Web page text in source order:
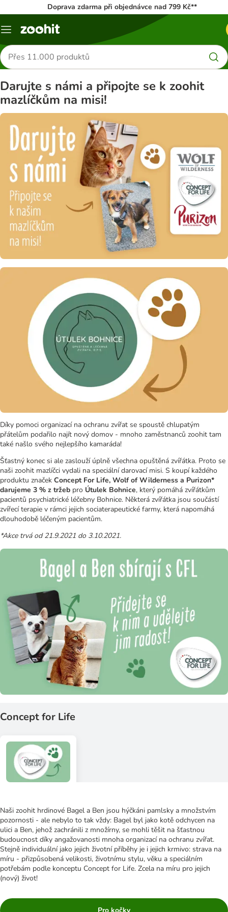
Doprava zdarma při objednávce nad 799 Kč**
Menu
Hledat
produkty
Darujte s námi a připojte se k zoohit
mazlíčkům na misi!
Díky pomoci organizací na ochranu zvířat se spoustě chlupatým
přátelům podařilo najít nový domov - mnoho zaměstnanců zoohit tam
také našlo svého nejlepšího kamaráda!
Šťastný konec si ale zaslouží úplně všechna opuštěná zvířátka. Proto se
naši zoohit mazlíčci vydali na speciální darovací misi. S koupí každého
produktu značek Concept For Life, Wolf of Wilderness a Purizon*
darujeme 3 % z tržeb pro Útulek Bohnice, který pomáhá zvířátkům
pacientů psychiatrické léčebny Bohnice. Některá zvířátka jsou součástí
zvířecí terapie v rámci jejich sociaterapeutické farmy, která napomáhá
dlouhodobě léčeným pacientům.
*Akce trvá od 21.9.2021 do 3.10.2021.
Concept for Life
Naši zoohit hrdinové Bagel a Ben jsou hýčkáni pamlsky a množstvím
pozornosti - ale nebylo to tak vždy: Bagel byl jako kotě odchycen na
ulici a Ben, jehož zachránili z množírny, se mohli těšit na šťastnou
budoucnost díky angažovanosti mnoha organizací na ochranu zvířat.
Stejně individuální jako jejich životní příběhy je i jejich krmivo: strava na
míru - přizpůsobená velikosti, životnímu stylu, věku a speciálním
potřebám podle konceptu Concept for Life. Zcela na míru pro jejich
(nový) život!